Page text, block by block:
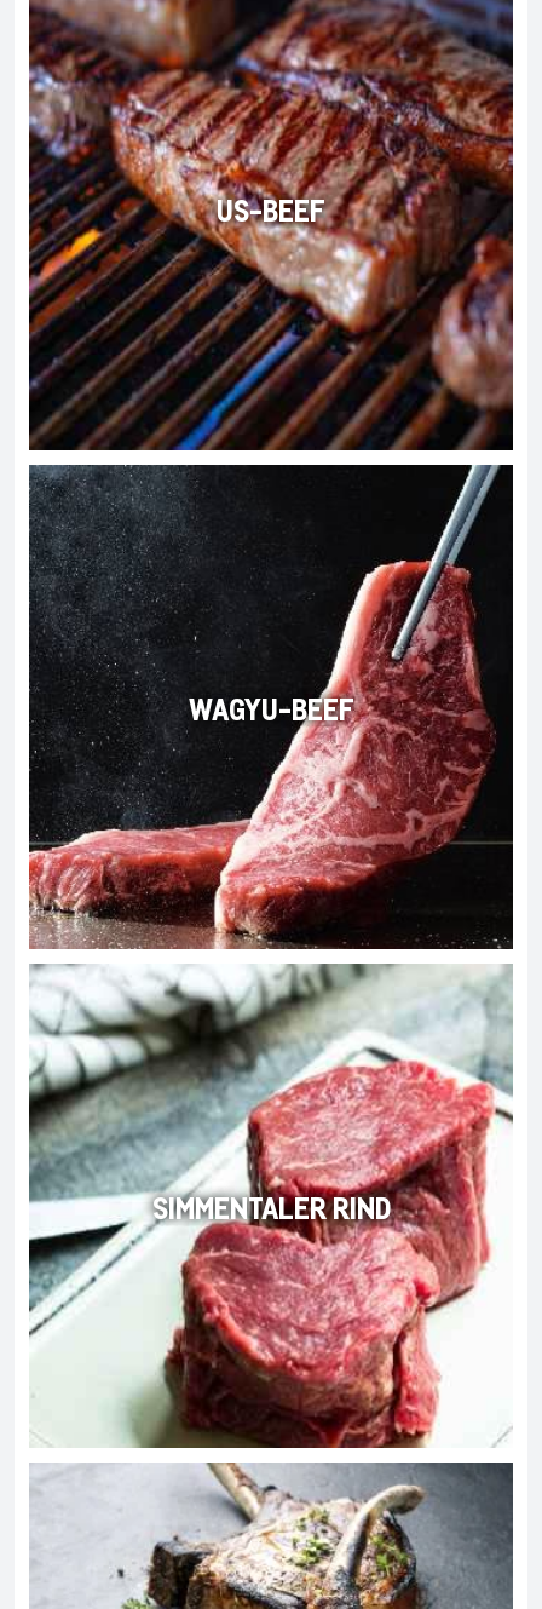
US-BEEF
WAGYU-BEEF
SIMMENTALER RIND